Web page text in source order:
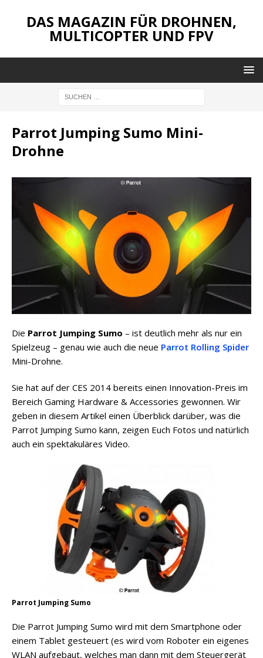
DAS MAGAZIN FÜR DROHNEN,
MULTICOPTER UND FPV
Parrot Jumping Sumo Mini-
Drohne
Die Parrot Jumping Sumo – ist deutlich mehr als nur ein
Spielzeug – genau wie auch die neue Parrot Rolling Spider
Mini-Drohne.
Sie hat auf der CES 2014 bereits einen Innovation-Preis im
Bereich Gaming Hardware & Accessories gewonnen. Wir
geben in diesem Artikel einen Überblick darüber, was die
Parrot Jumping Sumo kann, zeigen Euch Fotos und natürlich
auch ein spektakuläres Video.
Parrot Jumping Sumo
Die Parrot Jumping Sumo wird mit dem Smartphone oder
einem Tablet gesteuert (es wird vom Roboter ein eigenes
WLAN aufgebaut, welches man dann mit dem Steuergerät